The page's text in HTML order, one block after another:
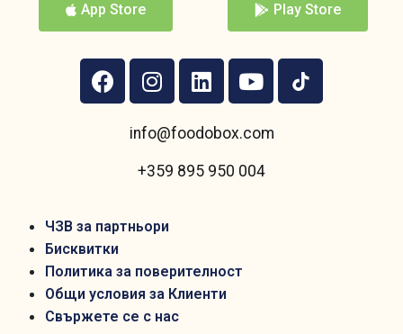
App Store Play Store
info@foodobox.com
+359 895 950 004
ЧЗВ за партньори
Бисквитки
Политика за поверителност
Общи условия за Клиенти
Свържете се с нас